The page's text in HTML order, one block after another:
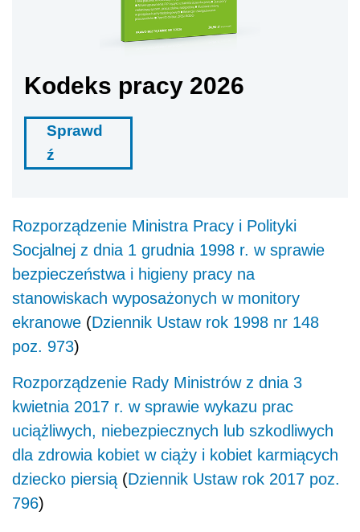
Kodeks pracy 2026
Sprawd
ź
Rozporządzenie Ministra Pracy i Polityki
Socjalnej z dnia 1 grudnia 1998 r. w sprawie
bezpieczeństwa i higieny pracy na
stanowiskach wyposażonych w monitory
ekranowe (Dziennik Ustaw rok 1998 nr 148
poz. 973)
Rozporządzenie Rady Ministrówz dnia 3
kwietnia 2017 r. w sprawie wykazu prac
uciążliwych, niebezpiecznych lub szkodliwych
dla zdrowia kobiet w ciąży i kobiet karmiących
dziecko piersią (Dziennik Ustaw rok 2017 poz.
796)